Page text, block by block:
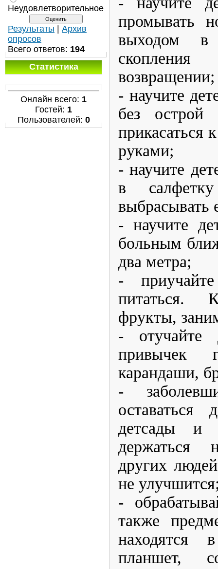
Неудовлетворительное
Результаты
Архив
опросов
Всего ответов: 194
Статистика
Онлайн всего: 1
Гостей: 1
Пользователей: 0
промывать
выходом в
возвращении;
- научите
без
прикасаться
руками;
- научите
в
выбрасывать
- научите
больным
два метра;
-
фрукты,
- отучайте
привычек
карандаши,
-
оставаться
детсады
держаться
других
не
-
также
находятся
планшет,